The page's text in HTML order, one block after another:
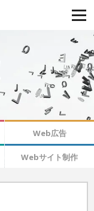
Web広告
Webサイト制作